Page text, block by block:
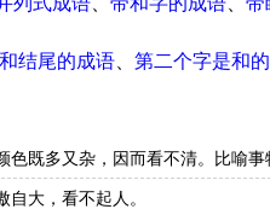
和结尾的成语 第二个字是和
色既多又杂，因而看不清。比喻
大，看不起人。